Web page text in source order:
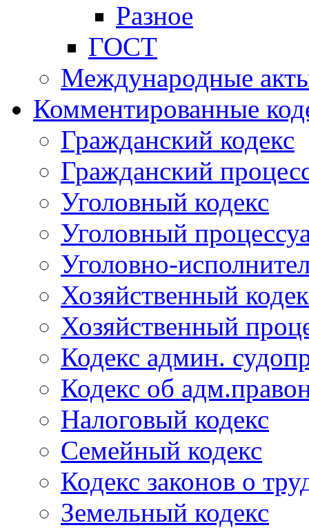
Разное
ГОСТ
Международные
Комментированные
Гражданский кодекс
Гражданский
Уголовный кодекс
Уголовный
Уголовно-
Хозяйственный
Хозяйственный
Кодекс админ.
Кодекс об
Налоговый кодекс
Семейный кодекс
Кодекс законов о
Земельный кодекс